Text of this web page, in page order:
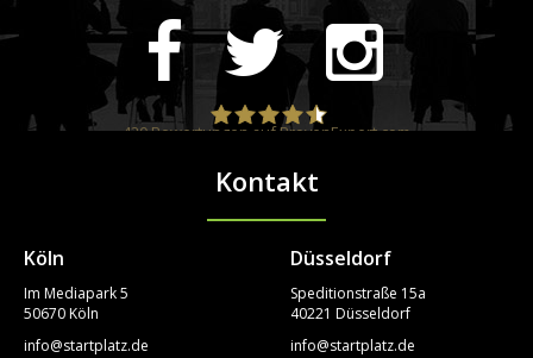
STARTPLATZ
420Bewertungen auf ProvenExpert.com
Kontakt
Köln
Im Mediapark 5
50670 Köln
info@startplatz.de
Düsseldorf
Speditionstraße 15a
40221 Düsseldorf
info@startplatz.de